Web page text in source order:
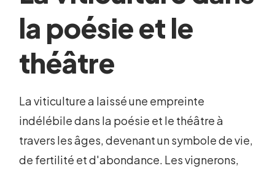
la poésie et le
théâtre
La viticulture a laissé une empreinte
indélébile dans la poésie et le théâtre à
travers les âges, devenant un symbole de vie,
de fertilité et d'abondance. Les vignerons,